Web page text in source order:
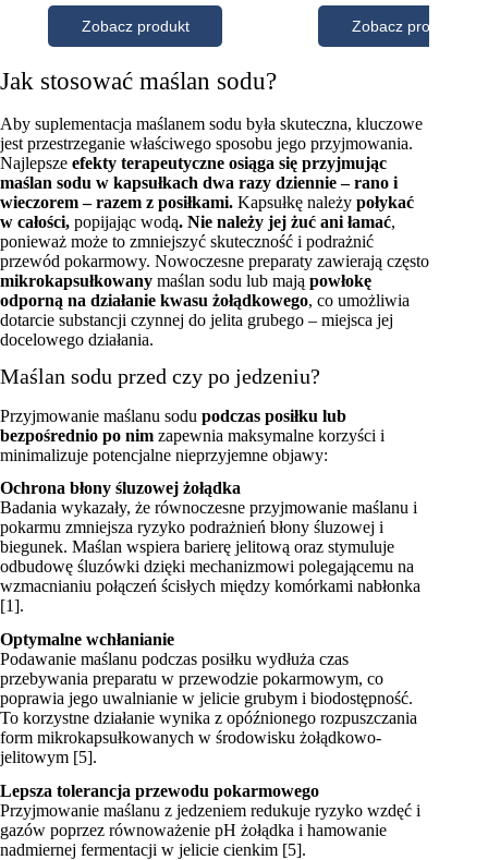
Jak stosować maślan sodu?
Aby suplementacja maślanem sodu była skuteczna, kluczowe
jest przestrzeganie właściwego sposobu jego przyjmowania.
Najlepsze efekty terapeutyczne osiąga się przyjmując
maślan sodu w kapsułkach dwa razy dziennie – rano i
wieczorem – razem z posiłkami. Kapsułkę należy połykać
w całości, popijając wodą. Nie należy jej żuć ani łamać,
ponieważ może to zmniejszyć skuteczność i podrażnić
przewód pokarmowy. Nowoczesne preparaty zawierają często
mikrokapsułkowany maślan sodu lub mają powłokę
odporną na działanie kwasu żołądkowego, co umożliwia
dotarcie substancji czynnej do jelita grubego – miejsca jej
docelowego działania.
Maślan sodu przed czy po jedzeniu?
Przyjmowanie maślanu sodu podczas posiłku lub
bezpośrednio po nim zapewnia maksymalne korzyści i
minimalizuje potencjalne nieprzyjemne objawy:
Ochrona błony śluzowej żołądka
Badania wykazały, że równoczesne przyjmowanie maślanu i
pokarmu zmniejsza ryzyko podrażnień błony śluzowej i
biegunek. Maślan wspiera barierę jelitową oraz stymuluje
odbudowę śluzówki dzięki mechanizmowi polegającemu na
wzmacnianiu połączeń ścisłych między komórkami nabłonka
[1].
Optymalne wchłanianie
Podawanie maślanu podczas posiłku wydłuża czas
przebywania preparatu w przewodzie pokarmowym, co
poprawia jego uwalnianie w jelicie grubym i biodostępność.
To korzystne działanie wynika z opóźnionego rozpuszczania
form mikrokapsułkowanych w środowisku żołądkowo-
jelitowym [5].
Lepsza tolerancja przewodu pokarmowego
Przyjmowanie maślanu z jedzeniem redukuje ryzyko wzdęć i
gazów poprzez równoważenie pH żołądka i hamowanie
nadmiernej fermentacji w jelicie cienkim [5].